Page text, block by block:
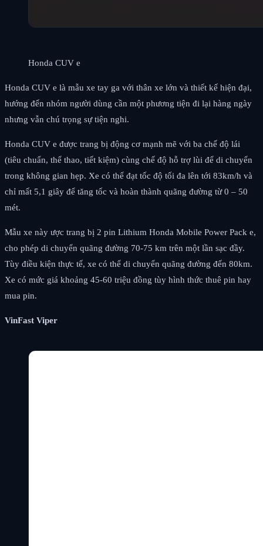
Honda CUV e
Honda CUV e là mẫu xe tay ga với thân xe lớn và thiết kế hiện đại,
hướng đến nhóm người dùng cần một phương tiện đi lại hàng ngày
nhưng vẫn chú trọng sự tiện nghi.
Honda CUV e được trang bị động cơ mạnh mẽ với ba chế độ lái
(tiêu chuẩn, thể thao, tiết kiệm) cùng chế độ hỗ trợ lùi để di chuyển
trong không gian hẹp. Xe có thể đạt tốc độ tối đa lên tới 83km/h và
chỉ mất 5,1 giây để tăng tốc và hoàn thành quãng đường từ 0 – 50
mét.
Mẫu xe này ược trang bị 2 pin Lithium Honda Mobile Power Pack e,
cho phép di chuyển quãng đường 70-75 km trên một lần sạc đầy.
Tùy điều kiện thực tế, xe có thể di chuyển quãng đường đến 80km.
Xe có mức giá khoảng 45-60 triệu đồng tùy hình thức thuê pin hay
mua pin.
VinFast Viper